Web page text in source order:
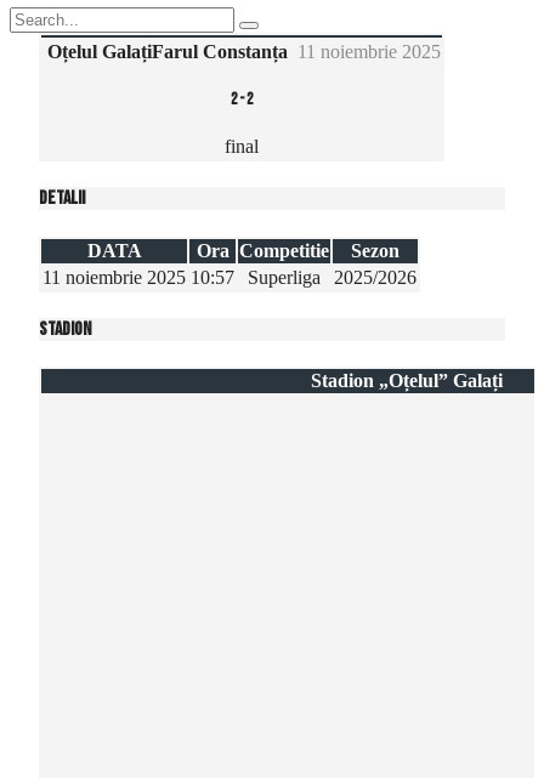
Oțelul GalațiFarul Constanța 11 noiembrie 2025
2-2
final
Detalii
DATA Ora Competitie
Sezon
11 noiembrie 2025 10:57 Superliga 2025/2026
Stadion
Stadion „Oțelul” Galați